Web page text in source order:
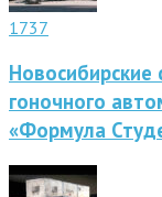
1737
гоночного
«Формула